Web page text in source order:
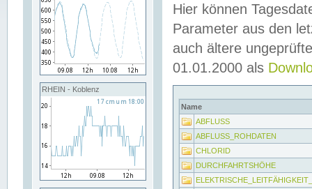
RHEIN - Koblenz
Hier können
Parameter aus den
auch ältere
01.01.2000 als
Name
ABFLUSS
ABFLUSS_ROHDATEN
CHLORID
DURCHFAHRTSHÖHE